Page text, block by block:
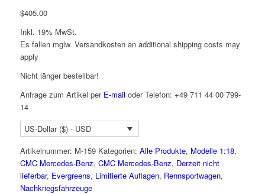
$405.00
Inkl. 19% MwSt.
Es fallen mglw. Versand­kosten an additional shipping costs may
apply
Nicht länger bestellbar!
Anfrage zum Artikel per E-mail oder Telefon: +49 711 44 00 799-
14
US-Dollar ($) - USD
Artikelnummer: M-159 Kategorien: Alle Produkte, Modelle 1:18,
CMC Mercedes-Benz, CMC Mercedes-Benz, Derzeit nicht
lieferbar, Evergreens, Limitierte Auflagen, Rennsportwagen,
Nachkriegsfahrzeuge